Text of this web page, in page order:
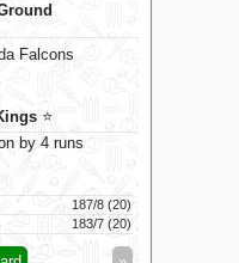
Falcons
⭐
by 4 runs
187/8 (20)
183/7 (20)